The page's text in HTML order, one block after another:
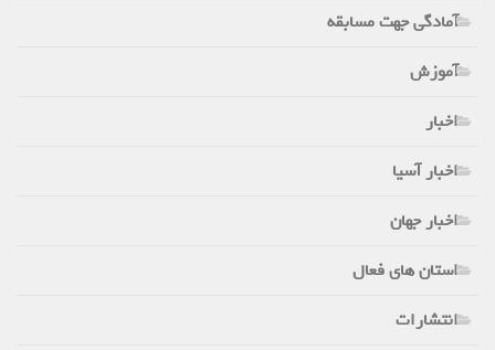
آمادگی جهت مسابقه
آموزش
اخبار
اخبار آسیا
اخبار جهان
استان های فعال
انتشارات